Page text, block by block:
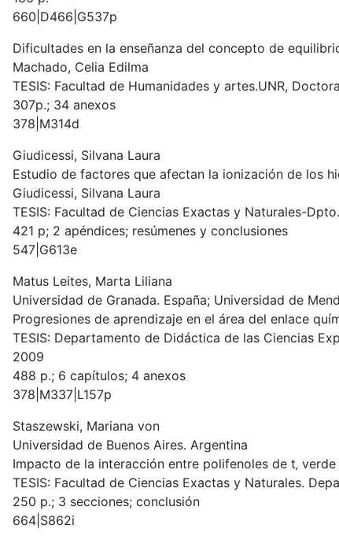
660|D466|G537p
Dificultades en la enseñanza del concepto de
Machado, Celia Edilma
TESIS: Facultad de Humanidades y artes.UNR,
307p.; 34 anexos
378|M314d
Giudicessi, Silvana Laura
Estudio de factores que afectan la ionización de los
Giudicessi, Silvana Laura
TESIS: Facultad de Ciencias Exactas y Naturales-
421 p; 2 apéndices; resúmenes y conclusiones
547|G613e
Matus Leites, Marta Liliana
Universidad de Granada. España; Universidad de
Progresiones de aprendizaje en el área del enlace
TESIS: Departamento de Didáctica de las Ciencias
2009
488 p.; 6 capítulos; 4 anexos
378|M337|L157p
Staszewski, Mariana von
Universidad de Buenos Aires. Argentina
Impacto de la interacción entre polifenoles de t‚
TESIS: Facultad de Ciencias Exactas y Naturales.
250 p.; 3 secciones; conclusión
664|S862i